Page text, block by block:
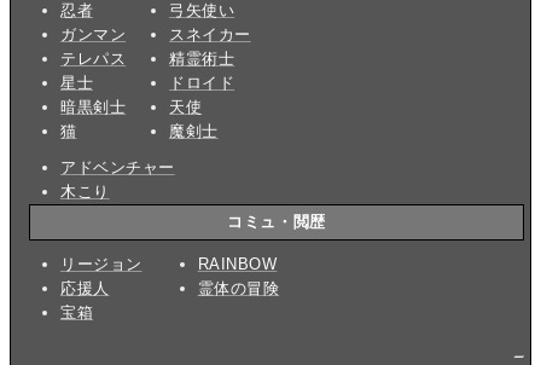
忍者
ガンマン
テレパス
星士
暗黒剣士
猫
弓矢使い
スネイカー
精霊術士
ドロイド
天使
魔剣士
アドベンチャー
木こり
コミュ・閲歴
リージョン
応援人
宝箱
RAINBOW
霊体の冒険